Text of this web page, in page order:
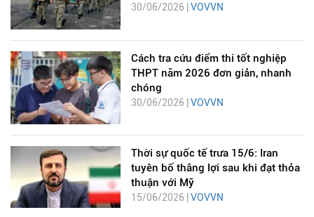
30/06/2026 | VOVVN
Cách tra cứu điểm thi tốt nghiệp
THPT năm 2026 đơn giản, nhanh
chóng
30/06/2026 |VOVVN
Thời sự quốc tế trưa 15/6: Iran
tuyên bố thắng lợi sau khi đạt thỏa
thuận với Mỹ
15/06/2026 | VOVVN